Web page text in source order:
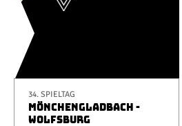
34. SPIELTAG
MÖNCHENGLADBACH -
WOLFSBURG